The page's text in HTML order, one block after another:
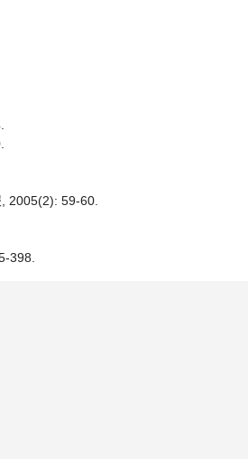
2005(2): 59-60.
398.